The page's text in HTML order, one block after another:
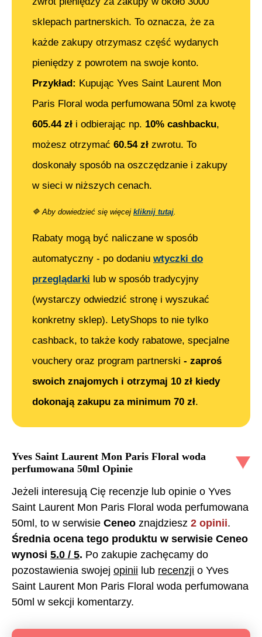
sklepach partnerskich. To oznacza, że za
każde zakupy otrzymasz część wydanych
pieniędzy z powrotem na swoje konto.
Przykład: Kupując Yves Saint Laurent Mon
Paris Floral woda perfumowana 50ml za kwotę
605.44zł i odbierając np. 10% cashbacku,
możesz otrzymać 60.54zł zwrotu. To
doskonały sposób na oszczędzanie i zakupy
w sieci w niższych cenach.
🔷 Aby dowiedzieć się więcej kliknij tutaj
Rabaty mogą być naliczane w sposób
automatyczny - po dodaniu wtyczki do
przeglądarki lub w sposób tradycyjny
(wystarczy odwiedzić stronę i wyszukać
konkretny sklep). LetyShops to nie tylko
cashback, to także kody rabatowe, specjalne
vouchery oraz program partnerski - zaproś
swoich znajomych i otrzymaj 10 zł kiedy
dokonają zakupu za minimum 70 zł.
Yves Saint Laurent Mon Paris Floral woda
perfumowana 50ml Opinie
Jeżeli interesują Cię recenzje lub opinie o Yves
Saint Laurent Mon Paris Floral woda perfumowana
50ml, to w serwisie Ceneo znajdziesz 2 opinii.
Średnia ocena tego produktu w serwisie Ceneo
wynosi 5.0 / 5. Po zakupie zachęcamy do
pozostawienia swojej opinii lub recenzji o Yves
Saint Laurent Mon Paris Floral woda perfumowana
50ml w sekcji komentarzy.